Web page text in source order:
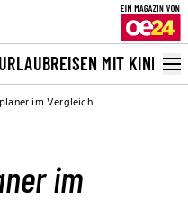
REISEN MIT KINDERN
im Vergleich
im